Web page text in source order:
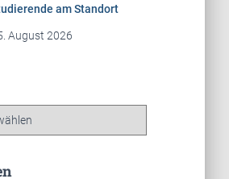
am Standort
August 2026